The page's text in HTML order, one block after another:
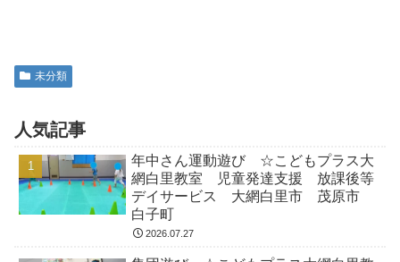
未分類
人気記事
年中さん運動遊び ☆こどもプラス大
網白里教室 児童発達支援 放課後等
デイサービス 大網白里市 茂原市
白子町
2026.07.27